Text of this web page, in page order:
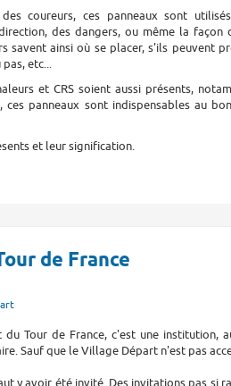
coureurs, ces panneaux sont
des dangers, ou même la façon
savent ainsi où se placer, s'ils peuvent
etc...
et CRS soient aussi présents,
ces panneaux sont indispensables au
et leur signification.
de France
du Tour de France, c'est une institution,
Sauf que le Village Départ n'est pas